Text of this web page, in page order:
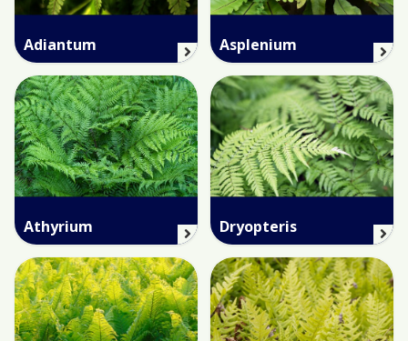
Adiantum Asplenium
Athyrium Dryopteris